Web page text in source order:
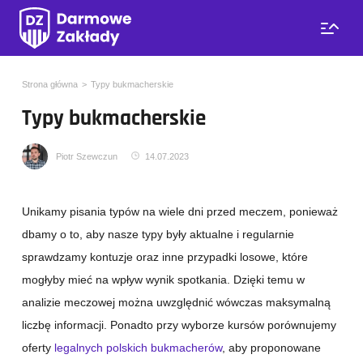
Strona główna Typy bukmacherskie
Typy bukmacherskie
Piotr Szewczun 14.07.2023
Unikamy pisania typów na wiele dni przed meczem, ponieważ
dbamy o to, aby nasze typy były aktualne i regularnie
sprawdzamy kontuzje oraz inne przypadki losowe, które
mogłyby mieć na wpływ wynik spotkania. Dzięki temu w
analizie meczowej można uwzględnić wówczas maksymalną
liczbę informacji. Ponadto przy wyborze kursów porównujemy
oferty legalnych polskich bukmacherów, aby proponowane